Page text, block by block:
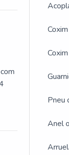
Pneu
Anel